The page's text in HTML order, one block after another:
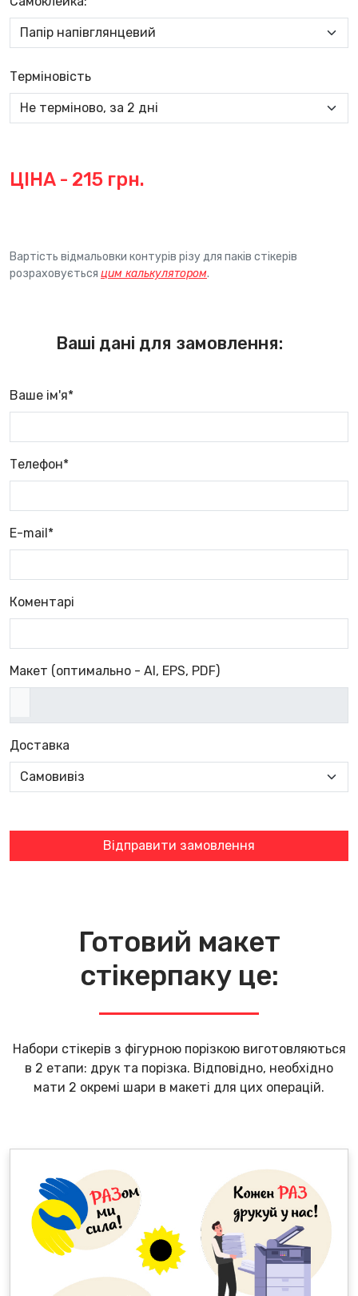
Терміновість
ЦІНА - 215 грн.
Вартість відмальовки контурів різу для паків стікерів
розраховується цим калькулятором.
Ваші дані для замовлення:
Ваше ім'я*
Телефон*
E-mail*
Коментарі
Макет (оптимально - AI, EPS, PDF)
Доставка
Готовий макет
стікерпаку це:
Набори стікерів з фігурною порізкою виготовляються
в 2 етапи: друк та порізка. Відповідно, необхідно
мати 2 окремі шари в макеті для цих операцій.